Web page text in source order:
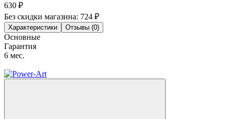
630 ₽
Без скидки магазина: 724 ₽
Характеристики Отзывы (0)
Основные
Гарантия
6 мес.